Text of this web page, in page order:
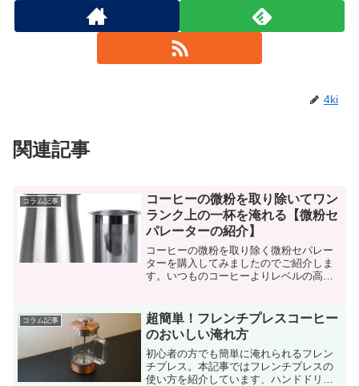
4ki
関連記事
コラム記事
コーヒーの微粉を取り除いてワン
ランク上の一杯を淹れる【微粉セ
パレーターの紹介】
コーヒーの微粉を取り除く微粉セパレー
ターを購入してみましたのでご紹介しま
す。いつものコーヒーよりレベルの高い
コラム記事
超簡単！フレンチプレスコーヒー
のおいしい淹れ方
初心者の方でも簡単に淹れられるフレン
チプレス。本記事ではフレンチプレスの
使い方を紹介しています、ハンドドリッ